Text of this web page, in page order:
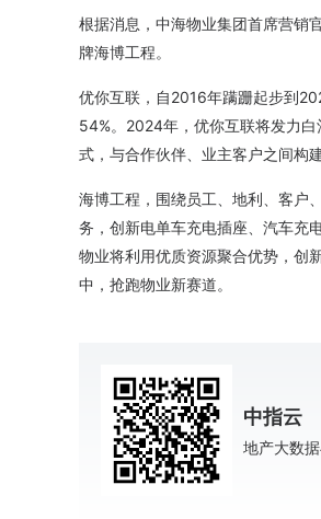
根据消息，中海物业集团首席营销
牌海博工程。
优你互联，自2016年蹒跚起步到
54%。2024年，优你互联将发力
式，与合作伙伴、业主客户之间构
海博工程，围绕员工、地利、客户
务，创新电单车充电插座、汽车充
物业将利用优质资源聚合优势，创
中，抢跑物业新赛道。
中指云
地产大数